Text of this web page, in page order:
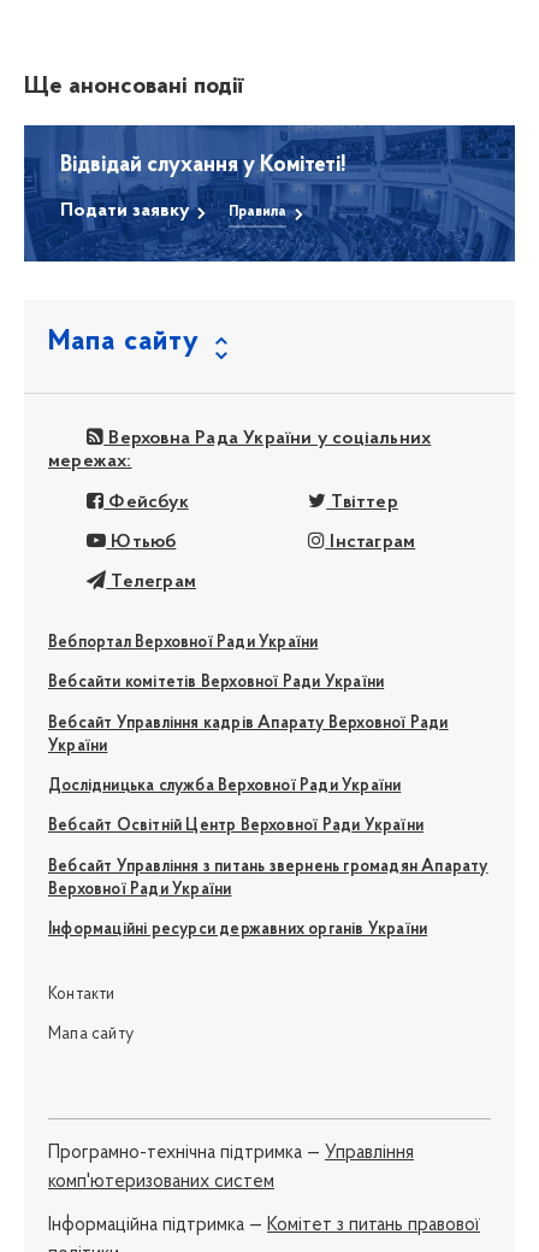
Ще анонсовані події
Відвідай слухання у Комітеті!
Подати заявку Правила
Мапа сайту
Верховна Рада України у соціальних
мережах:
Фейсбук Твіттер
Ютьюб Інстаграм
Телеграм
Вебпортал Верховної Ради України
Вебсайти комітетів Верховної Ради України
Вебсайт Управління кадрів Апарату Верховної Ради
України
Дослідницька служба Верховної Ради України
Вебсайт Освітній Центр Верховної Ради України
Вебсайт Управління з питань звернень громадян Апарату
Верховної Ради України
Інформаційні ресурси державних органів України
Контакти
Мапа сайту
Програмно-технічна підтримка — Управління
комп'ютеризованих систем
Iнформаційна підтримка — Комітет з питань правової